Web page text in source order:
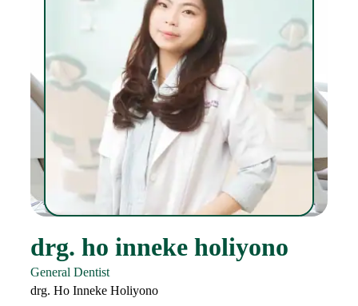
drg. ho inneke holiyono
General Dentist
drg. Ho Inneke Holiyono